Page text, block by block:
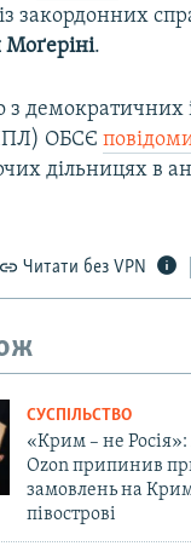
закордонних
.
з демократичних
ОБСЄ
дільницях в
Читати без VPN
СУСПІЛЬСТВО
«Крим – не
Ozon припинив
замовлень на
півострові